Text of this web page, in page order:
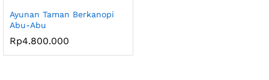
Ayunan Taman Berkanopi
Abu-Abu
Rp4.800.000